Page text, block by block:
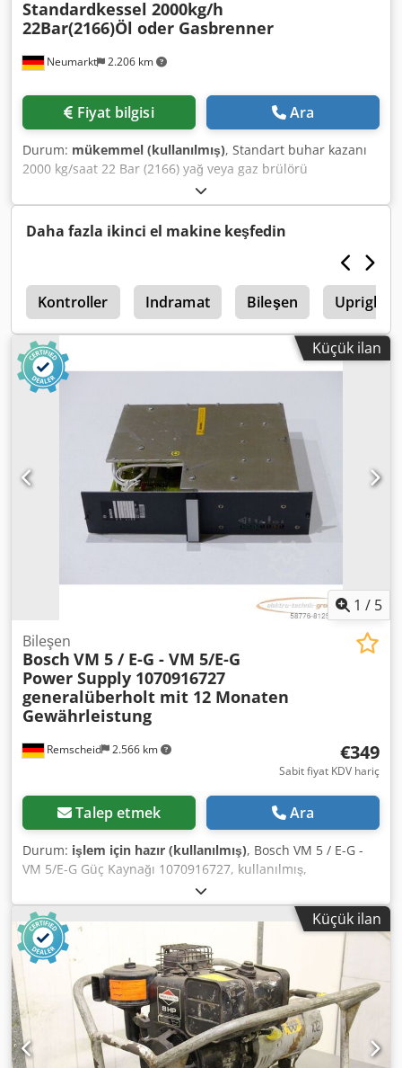
Neumarkt 2.206 km
Standardkessel 2000kg/h
22Bar(2166)Öl oder Gasbrenner
Fiyat bilgisi Ara
Durum: mükemmel (kullanılmış), Standart buhar kazanı
2000 kg/saat 22 Bar (2166) yağ veya gaz brülörü
Daha fazla ikinci el makine keşfedin
Kontroller Indramat Bileşen Upright
Küçük ilan
1 / 5
Remscheid 2.566 km
Bileşen
Bosch VM 5 / E-G - VM 5/E-G
Power Supply 1070916727
generalüberholt mit 12 Monaten
Gewährleistung
€349
Sabit fiyat KDV hariç
Talep etmek Ara
Durum: işlem için hazır (kullanılmış), Bosch VM 5 / E-G -
VM 5/E-G Güç Kaynağı 1070916727, kullanılmış,
profesyonel olarak tamamen elden geçirilmiş ve 12 ay
garantili test edilmiş, %100 işlevsel, teslimat kapsamı
fotoğraflardaki gibidir Dsdji D Ug Hjpfx Af Tskr
Küçük ilan